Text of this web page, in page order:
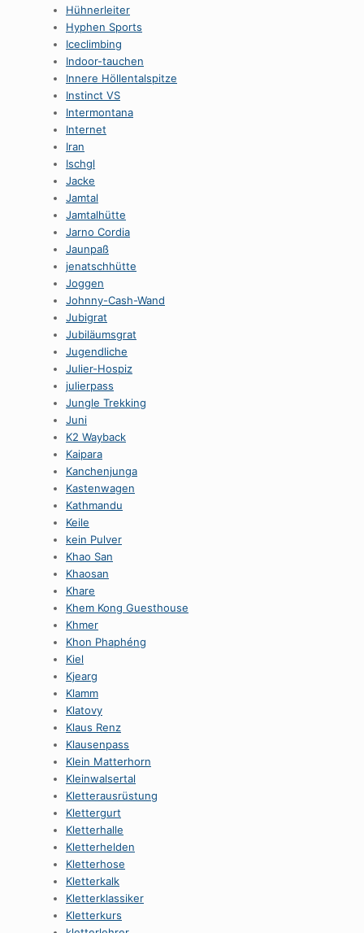
Hühnerleiter
Hyphen Sports
Iceclimbing
Indoor-tauchen
Innere Höllentalspitze
Instinct VS
Intermontana
Internet
Iran
Ischgl
Jacke
Jamtal
Jamtalhütte
Jarno Cordia
Jaunpaß
jenatschhütte
Joggen
Johnny-Cash-Wand
Jubigrat
Jubiläumsgrat
Jugendliche
Julier-Hospiz
julierpass
Jungle Trekking
Juni
K2 Wayback
Kaipara
Kanchenjunga
Kastenwagen
Kathmandu
Keile
kein Pulver
Khao San
Khaosan
Khare
Khem Kong Guesthouse
Khmer
Khon Phaphéng
Kiel
Kjearg
Klamm
Klatovy
Klaus Renz
Klausenpass
Klein Matterhorn
Kleinwalsertal
Kletterausrüstung
Klettergurt
Kletterhalle
Kletterhelden
Kletterhose
Kletterkalk
Kletterklassiker
Kletterkurs